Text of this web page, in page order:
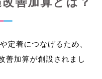
定着につなげるため、
善加算が創設されまし